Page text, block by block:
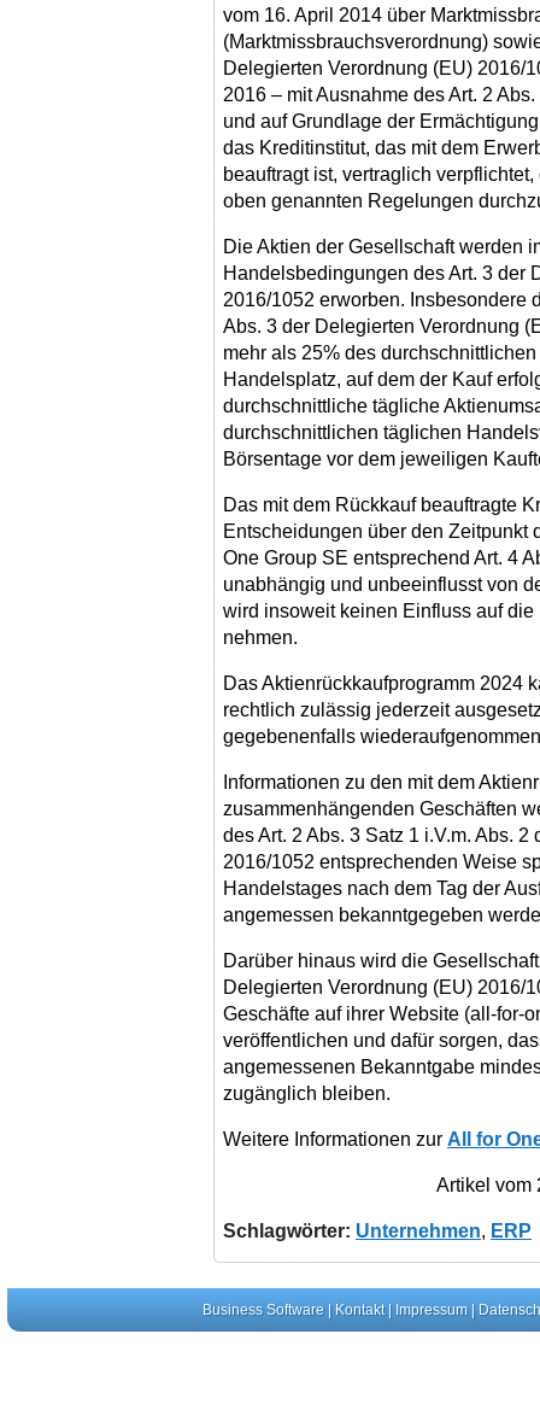
vom 16. April 2014 über
(Marktmissbrauchsverordnung)
Delegierten Verordnung (EU) 2016/
2016 – mit Ausnahme des Art. 2
und auf Grundlage der
das Kreditinstitut, das mit dem
beauftragt ist, vertraglich
oben genannten Regelungen
Die Aktien der Gesellschaft werden
Handelsbedingungen des Art. 3 der
2016/1052 erworben. Insbesondere
Abs. 3 der Delegierten Verordnung
mehr als 25% des
Handelsplatz, auf dem der Kauf
durchschnittliche tägliche
durchschnittlichen täglichen
Börsentage vor dem jeweiligen
Das mit dem Rückkauf beauftragte
Entscheidungen über den Zeitpunkt
One Group SE entsprechend Art. 4
unabhängig und unbeeinflusst von
wird insoweit keinen Einfluss auf
nehmen.
Das Aktienrückkaufprogramm 2024
rechtlich zulässig jederzeit
gegebenenfalls
Informationen zu den mit dem
zusammenhängenden Geschäften
des Art. 2 Abs. 3 Satz 1 i.V.m. Abs.
2016/1052 entsprechenden Weise
Handelstages nach dem Tag der
angemessen bekanntgegeben
Darüber hinaus wird die
Delegierten Verordnung (EU) 2016/
Geschäfte auf ihrer Website (all-for-
veröffentlichen und dafür sorgen,
angemessenen Bekanntgabe
zugänglich bleiben.
Weitere Informationen zur All for
Artikel vom
Schlagwörter: Unternehmen, ERP
Business Software| Kontakt| Impressum|